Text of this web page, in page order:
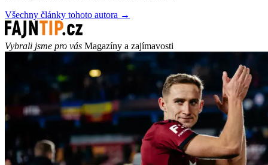
Všechny články tohoto autora →
Vybrali jsme pro vás Magazíny a zajímavosti